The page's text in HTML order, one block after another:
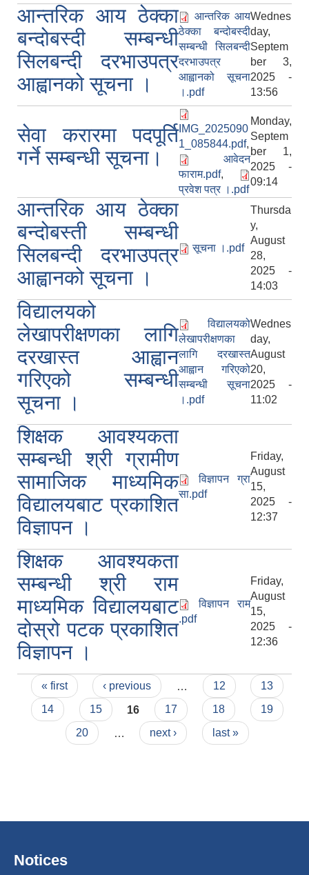
आन्तरिक आय ठेक्का
बन्दोबस्दी सम्बन्धी
सिलबन्दी दरभाउपत्र
आह्वानको सूचना ।
आन्तरिक आय
ठेक्का बन्दोबस्दी
सम्बन्धी सिलबन्दी
दरभाउपत्र
आह्वानको सूचना
।.pdf
Wednes
day,
Septem
ber 3,
2025 -
13:56
सेवा करारमा पदपूर्ति
गर्ने सम्बन्धी सूचना।
IMG_2025090
1_085844.pdf,
आवेदन
फाराम.pdf,
प्रवेश पत्र ।.pdf
Monday,
Septem
ber 1,
2025 -
09:14
आन्तरिक आय ठेक्का
बन्दोबस्ती सम्बन्धी
सिलबन्दी दरभाउपत्र
आह्वानको सूचना ।
सूचना ।.pdf
Thursda
y,
August
28,
2025 -
14:03
विद्यालयको
लेखापरीक्षणका लागि
दरखास्त आह्वान
गरिएको सम्बन्धी
सूचना ।
विद्यालयको
लेखापरीक्षणका
लागि दरखास्त
आह्वान गरिएको
सम्बन्धी सूचना
।.pdf
Wednes
day,
August
20,
2025 -
11:02
शिक्षक आवश्यकता
सम्बन्धी श्री ग्रामीण
सामाजिक माध्यमिक
विद्यालयबाट प्रकाशित
विज्ञापन ।
विज्ञापन ग्रा
सा.pdf
Friday,
August
15,
2025 -
12:37
शिक्षक आवश्यकता
सम्बन्धी श्री राम
माध्यमिक विद्यालयबाट
दोस्रो पटक प्रकाशित
विज्ञापन ।
विज्ञापन राम
.pdf
Friday,
August
15,
2025 -
12:36
Pages
« first ‹ previous 12
13
14
15 16 17 18
19
20
next › last »
Notices